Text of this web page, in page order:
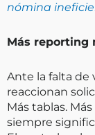
nómina
Más reporting
Ante la falta de
reaccionan
Más tablas.
siempre